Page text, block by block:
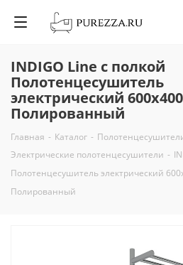
INDIGO Line с полкой
Полотенцесушитель
электрический 600х400
Полированный
Главная - Каталог -
Электрические полотенцесушители -
Полотенцесушитель электрический
Полированный